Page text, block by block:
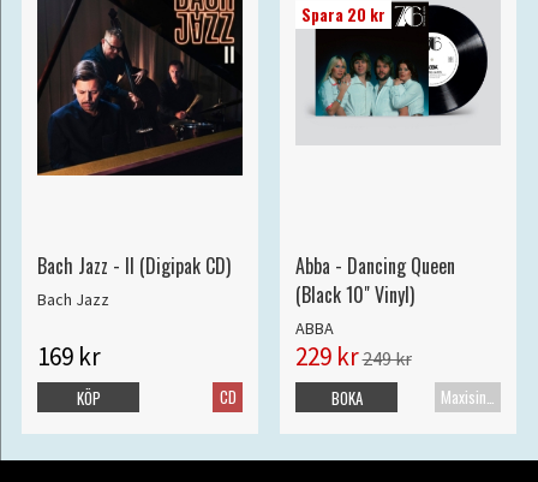
Bach Jazz - II (Digipak CD)
Bach Jazz
169 kr
CD
KÖP
Spara 20 kr
Abba - Dancing Queen
(Black 10" Vinyl)
ABBA
229 kr249 kr
Maxisingel
BOKA